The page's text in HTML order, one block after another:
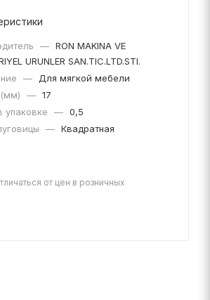
— RON MAKINA VE
URUNLER SAN.TIC.LTD.STI.
—
Для мягкой мебели
— 17
упаковке
— 0,5
— Квадратная
от цен в розничных